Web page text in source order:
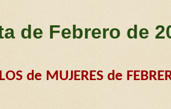
de Febrero de
de MUJERES de